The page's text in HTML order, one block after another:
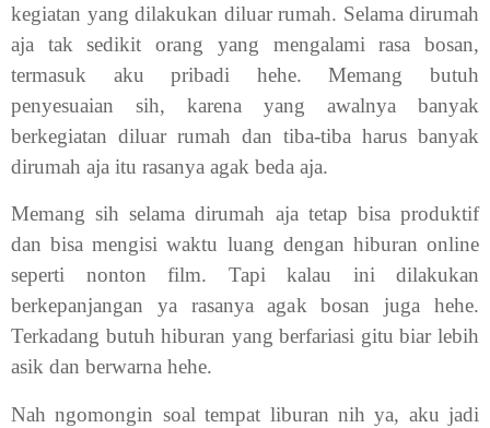
kegiatan yang dilakukan diluar rumah. Selama dirumah
aja tak sedikit orang yang mengalami rasa bosan,
termasuk aku pribadi hehe. Memang butuh
penyesuaian sih, karena yang awalnya banyak
berkegiatan diluar rumah dan tiba-tiba harus banyak
dirumah aja itu rasanya agak beda aja.
Memang sih selama dirumah aja tetap bisa produktif
dan bisa mengisi waktu luang dengan hiburan online
seperti nonton film. Tapi kalau ini dilakukan
berkepanjangan ya rasanya agak bosan juga hehe.
Terkadang butuh hiburan yang berfariasi gitu biar lebih
asik dan berwarna hehe.
Nah ngomongin soal tempat liburan nih ya, aku jadi